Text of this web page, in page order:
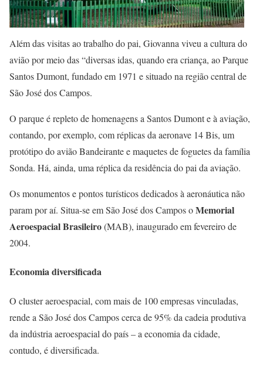
Além das visitas ao trabalho do pai, Giovanna viveu a cultura do
avião por meio das “diversas idas, quando era criança, ao Parque
Santos Dumont, fundado em 1971 e situado na região central de
São José dos Campos.
O parque é repleto de homenagens a Santos Dumont e à aviação,
contando, por exemplo, com réplicas da aeronave 14 Bis, um
protótipo do avião Bandeirante e maquetes de foguetes da família
Sonda. Há, ainda, uma réplica da residência do pai da aviação.
Os monumentos e pontos turísticos dedicados à aeronáutica não
param por aí. Situa-se em São José dos Campos oMemorial
Aeroespacial Brasileiro(MAB), inaugurado em fevereiro de
2004.
Economia diversificada
O cluster aeroespacial, com mais de 100 empresas vinculadas,
rende a São José dos Campos cerca de 95% da cadeia produtiva
da indústria aeroespacial do país – a economia da cidade,
contudo, é diversificada.